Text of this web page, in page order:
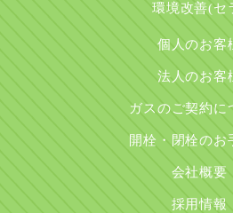
環境改善(セ
個人のお客
法人のお客
ガスのご契約に
開栓・閉栓のお
会社概要
採用情報